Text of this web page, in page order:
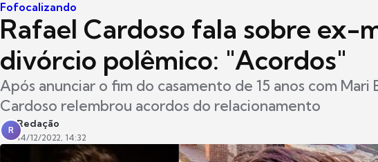
Fofocalizando
Rafael Cardoso fala sobre ex-
divórcio polêmico: "Acordos"
Após anunciar o fim do casamento de 15 anos com Mari
Cardoso relembrou acordos do relacionamento
R
Redação
14/12/2022, 14:32